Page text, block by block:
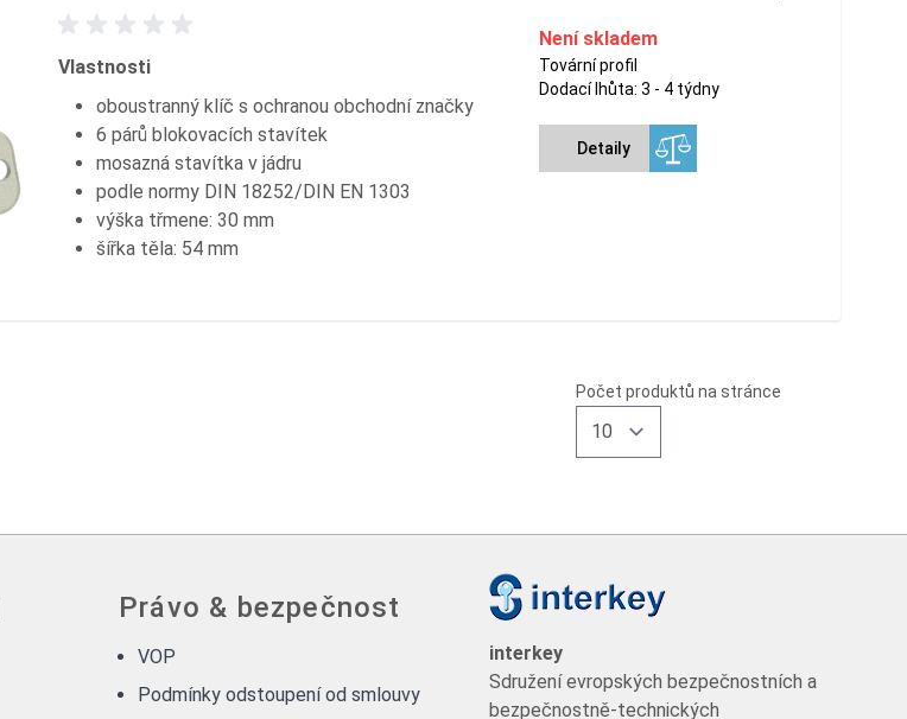
Vlastnosti
oboustranný klíč s ochranou obchodní značky
6 párů blokovacích stavítek
mosazná stavítka v jádru
podle normy DIN 18252/DIN EN 1303
výška třmene: 30 mm
šířka těla: 54 mm
Není skladem
Tovární profil
Dodací lhůta: 3 - 4 týdny
Detaily
Počet produktů na stránce
Právo & bezpečnost
VOP
Podmínky odstoupení od smlouvy
interkey
Sdružení evropských bezpečnostních a
bezpečnostně-technických